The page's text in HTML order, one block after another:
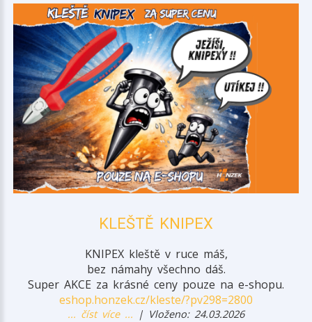
KLEŠTĚ KNIPEX
KNIPEX kleště v ruce máš,
bez námahy všechno dáš.
Super AKCE za krásné ceny pouze na e-shopu.
eshop.honzek.cz/kleste/?pv298=2800
... číst více ... | Vloženo: 24.03.2026